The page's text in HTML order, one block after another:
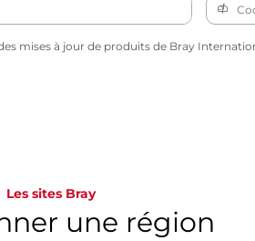
mises à jour de produits de Bray
Les sites Bray
une région